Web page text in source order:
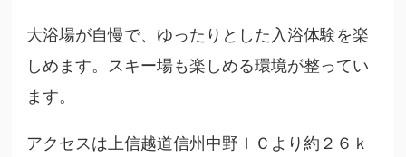
大浴場が自慢で、ゆったりとした入浴体験を楽
しめます。スキー場も楽しめる環境が整ってい
ます。
アクセスは上信越道信州中野ＩＣより約２６ｋ